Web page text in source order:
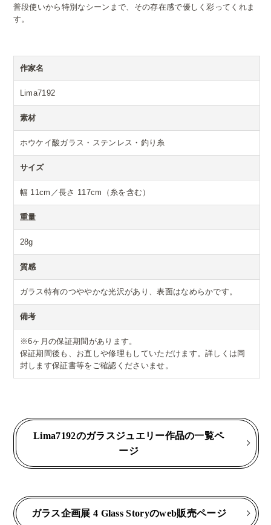
普段使いから特別なシーンまで、その存在感で優しく彩ってくれま
す。
作家名
Lima7192
素材
ホウケイ酸ガラス・ステンレス・釣り糸
サイズ
幅 11cm／長さ 117cm（糸を含む）
重量
28g
質感
ガラス特有のつややかな光沢があり、表面はなめらかです。
備考
※6ヶ月の保証期間があります。
保証期間後も、お直しや修理もしていただけます。詳しくは同
封します保証書等をご確認くださいませ。
Lima7192のガラスジュエリー作品の一覧ペ
ージ
ガラス企画展 4 Glass Storyのweb販売ページ